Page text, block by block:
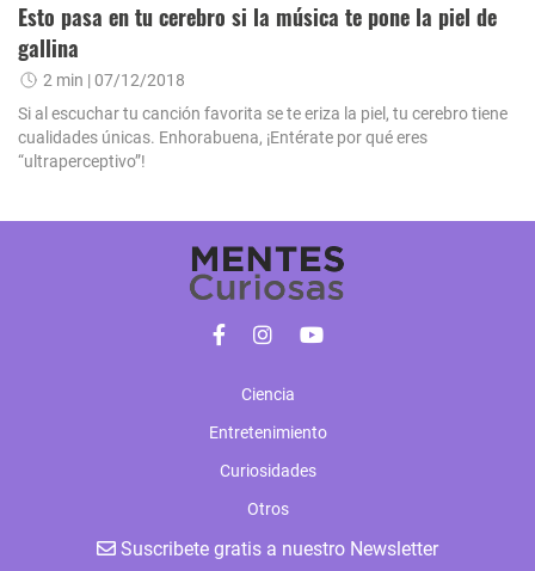
Esto pasa en tu cerebro si la música te pone la piel de
gallina
2 min | 07/12/2018
Si al escuchar tu canción favorita se te eriza la piel, tu cerebro tiene
cualidades únicas. Enhorabuena, ¡Entérate por qué eres
“ultraperceptivo”!
Ciencia
Entretenimiento
Curiosidades
Otros
Suscribete gratis a nuestro Newsletter